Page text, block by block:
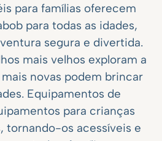
para famílias oferecem
para todas as idades,
segura e divertida.
mais velhos exploram a
novas podem brincar
Equipamentos de
para crianças
tornando-os acessíveis e